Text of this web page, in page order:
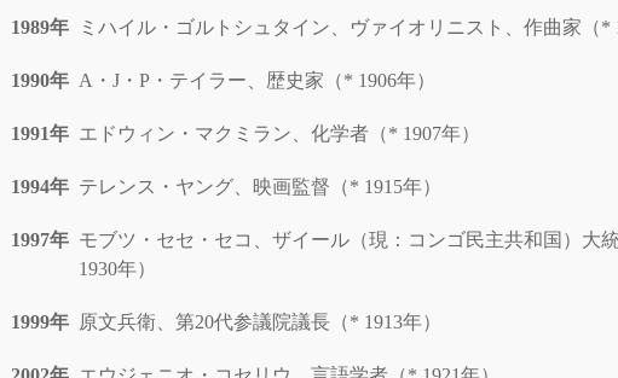
1989年 ミハイル・ゴルトシュタイン、ヴァイオリニスト、作曲家（*
1990年 A・J・P・テイラー、歴史家（* 1906年）
1991年 エドウィン・マクミラン、化学者（* 1907年）
1994年 テレンス・ヤング、映画監督（* 1915年）
1997年 モブツ・セセ・セコ、ザイール（現：コンゴ民主共和国）大
1930年）
1999年 原文兵衛、第20代参議院議長（* 1913年）